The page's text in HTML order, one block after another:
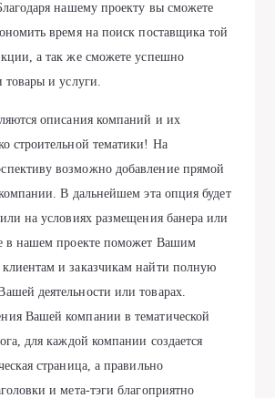
нашему проекту вы сможете
время на поиск поставщика той
а так же сможете успешно
товары и услуги.
описания компаний и их
строительной тематики! На
возможно добавление прямой
В дальнейшем эта опция будет
на условиях размещения банера или
в нашем проекте поможет Вашим
и заказчикам найти полную
деятельности или товарах.
Вашей компании в тематической
для каждой компании создается
страница, а правильно
и мета-тэги благоприятно